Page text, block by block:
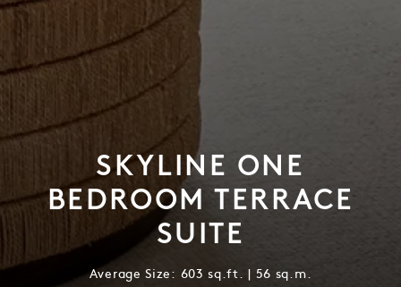
SKYLINE ONE
BEDROOM TERRACE
SUITE
Average Size: 603 sq.ft. | 56 sq.m.